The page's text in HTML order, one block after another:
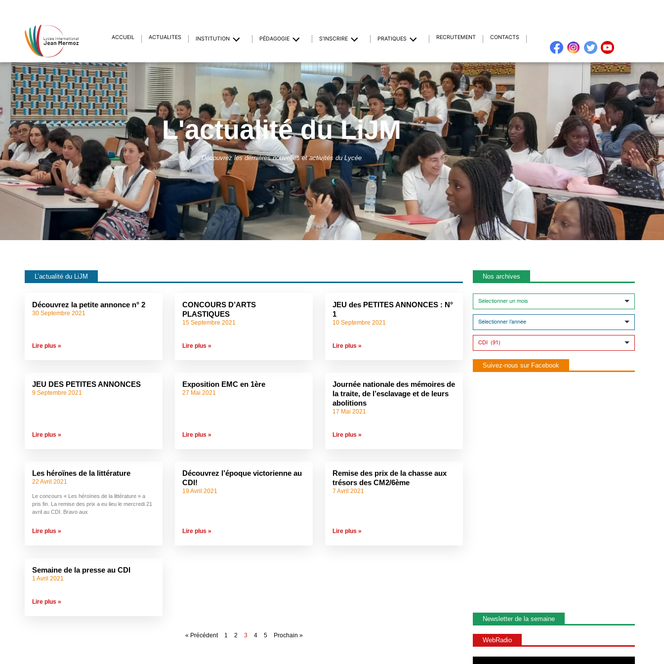
ACCUEIL ACTUALITÉS INSTITUTION PÉDAGOGIE S’INSCRIRE PRATIQUES RECRUTEMENT CONTACTS
L'actualité du LiJM
Découvrez les dernières nouvelles et activités du Lycée
L’actualité du LiJM
Découvrez la petite annonce n° 2
30 Septembre 2021
Lire plus »
CONCOURS D’ARTS
PLASTIQUES
15 Septembre 2021
Lire plus »
JEU des PETITES ANNONCES : N°
1
10 Septembre 2021
Lire plus »
JEU DES PETITES ANNONCES
9 Septembre 2021
Lire plus »
Exposition EMC en 1ère
27 Mai 2021
Lire plus »
Journée nationale des mémoires de
la traite, de l’esclavage et de leurs
abolitions
17 Mai 2021
Lire plus »
Les héroïnes de la littérature
22 Avril 2021
Le concours « Les héroïnes de la littérature » a
pris fin. La remise des prix a eu lieu le mercredi 21
avril au CDI. Bravo aux
Lire plus »
Découvrez l’époque victorienne au
CDI!
19 Avril 2021
Lire plus »
Remise des prix de la chasse aux
trésors des CM2/6ème
7 Avril 2021
Lire plus »
Semaine de la presse au CDI
1 Avril 2021
Lire plus »
« Précédent 1 2 3 4 5 Prochain »
Nos archives
Suivez-nous sur Facebook
Newsletter de la semaine
WebRadio